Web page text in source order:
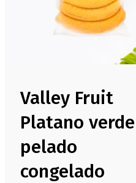
Valley Fruit
Platano verde
pelado
congelado